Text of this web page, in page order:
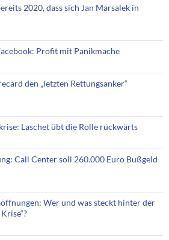
2020, dass sich Jan Marsalek in
Profit mit Panikmache
den „letzten Rettungsanker“
Laschet übt die Rolle rückwärts
Call Center soll 260.000 Euro Bußgeld
Wer und was steckt hinter der